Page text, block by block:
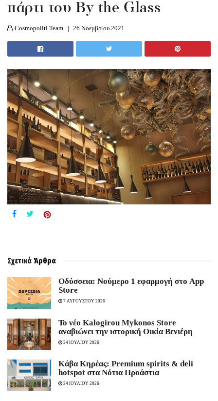
πάρτι του By the Glass
Cosmopoliti Team 26 Νοεμβρίου 2021
Σχετικά Άρθρα
Οδύσσεια: Νούμερο 1 εφαρμογή στο App
Store
7 ΑΥΓΟΥΣΤΟΥ 2026
Το νέο Kalogirou Mykonos Store
αναβιώνει την ιστορική Οικία Βενιέρη
24 ΙΟΥΛΙΟΥ 2026
Κάβα Κηρέας: Premium spirits & deli
hotspot στα Νότια Προάστια
24 ΙΟΥΛΙΟΥ 2026